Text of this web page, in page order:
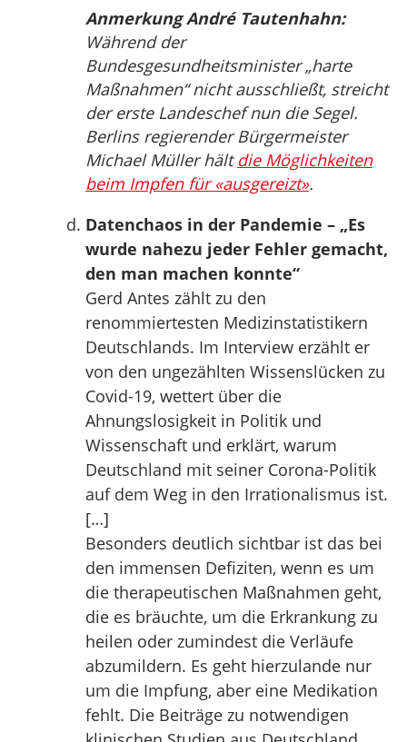
Anmerkung André Tautenhahn:
Während der
Bundesgesundheitsminister „harte
Maßnahmen“ nicht ausschließt, streicht
der erste Landeschef nun die Segel.
Berlins regierender Bürgermeister
Michael Müller hältdie Möglichkeiten
beim Impfen für «ausgereizt».
Datenchaos in der Pandemie – „Es
wurde nahezu jeder Fehler gemacht,
den man machen konnte“
Gerd Antes zählt zu den
renommiertesten Medizinstatistikern
Deutschlands. Im Interview erzählt er
von den ungezählten Wissenslücken zu
Covid-19, wettert über die
Ahnungslosigkeit in Politik und
Wissenschaft und erklärt, warum
Deutschland mit seiner Corona-Politik
auf dem Weg in den Irrationalismus ist.
[…]
Besonders deutlich sichtbar ist das bei
den immensen Defiziten, wenn es um
die therapeutischen Maßnahmen geht,
die es bräuchte, um die Erkrankung zu
heilen oder zumindest die Verläufe
abzumildern. Es geht hierzulande nur
um die Impfung, aber eine Medikation
fehlt. Die Beiträge zu notwendigen